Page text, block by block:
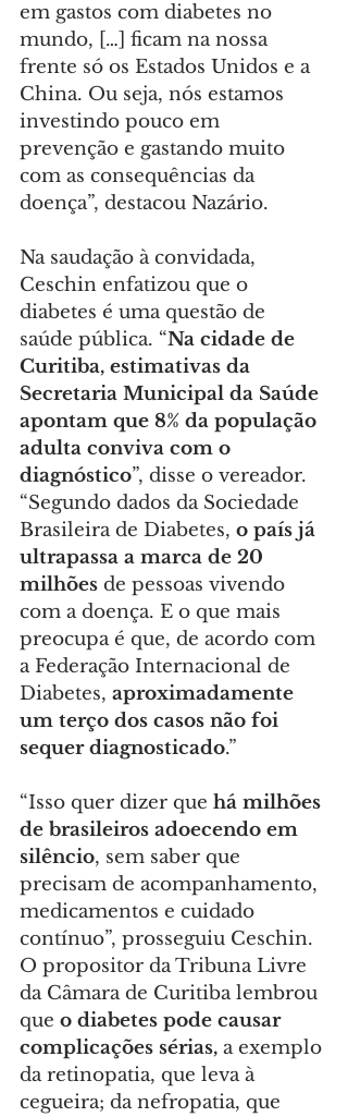
em gastos com diabetes no
mundo, […] ficam na nossa
frente só os Estados Unidos e a
China. Ou seja, nós estamos
investindo pouco em
prevenção e gastando muito
com as consequências da
doença”, destacou Nazário.
Na saudação à convidada,
Ceschin enfatizou que o
diabetes é uma questão de
saúde pública. “Na cidade de
Curitiba, estimativas da
Secretaria Municipal da Saúde
apontam que 8% da população
adulta conviva com o
diagnóstico”, disse o vereador.
“Segundo dados da Sociedade
Brasileira de Diabetes, o país já
ultrapassa a marca de 20
milhões de pessoas vivendo
com a doença. E o que mais
preocupa é que, de acordo com
a Federação Internacional de
Diabetes, aproximadamente
um terço dos casos não foi
sequer diagnosticado.”
“Isso quer dizer que há milhões
de brasileiros adoecendo em
silêncio, sem saber que
precisam de acompanhamento,
medicamentos e cuidado
contínuo”, prosseguiu Ceschin.
O propositor da Tribuna Livre
da Câmara de Curitiba lembrou
que o diabetes pode causar
complicações sérias, a exemplo
da retinopatia, que leva à
cegueira; da nefropatia, que